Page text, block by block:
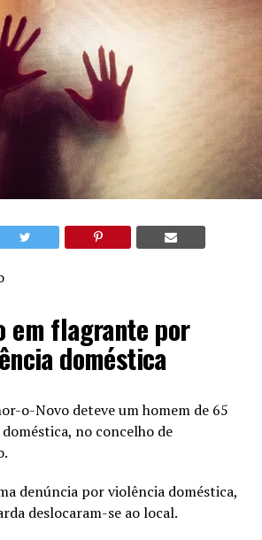
em flagrante por
doméstica
o-Novo deteve um homem de 65
no concelho de
denúncia por violência doméstica,
deslocaram-se ao local.